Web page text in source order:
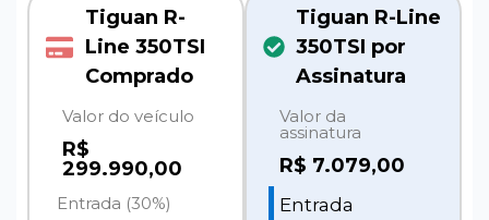
Tiguan R-
Line 350TSI
Comprado
Valor do veículo
R$
299.990,00
Entrada (30%)
Tiguan R-Line
350TSI por
Assinatura
Valor da
assinatura
R$ 7.079,00
Entrada